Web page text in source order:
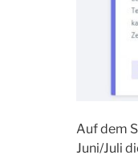
Auf dem
Juni/Juli